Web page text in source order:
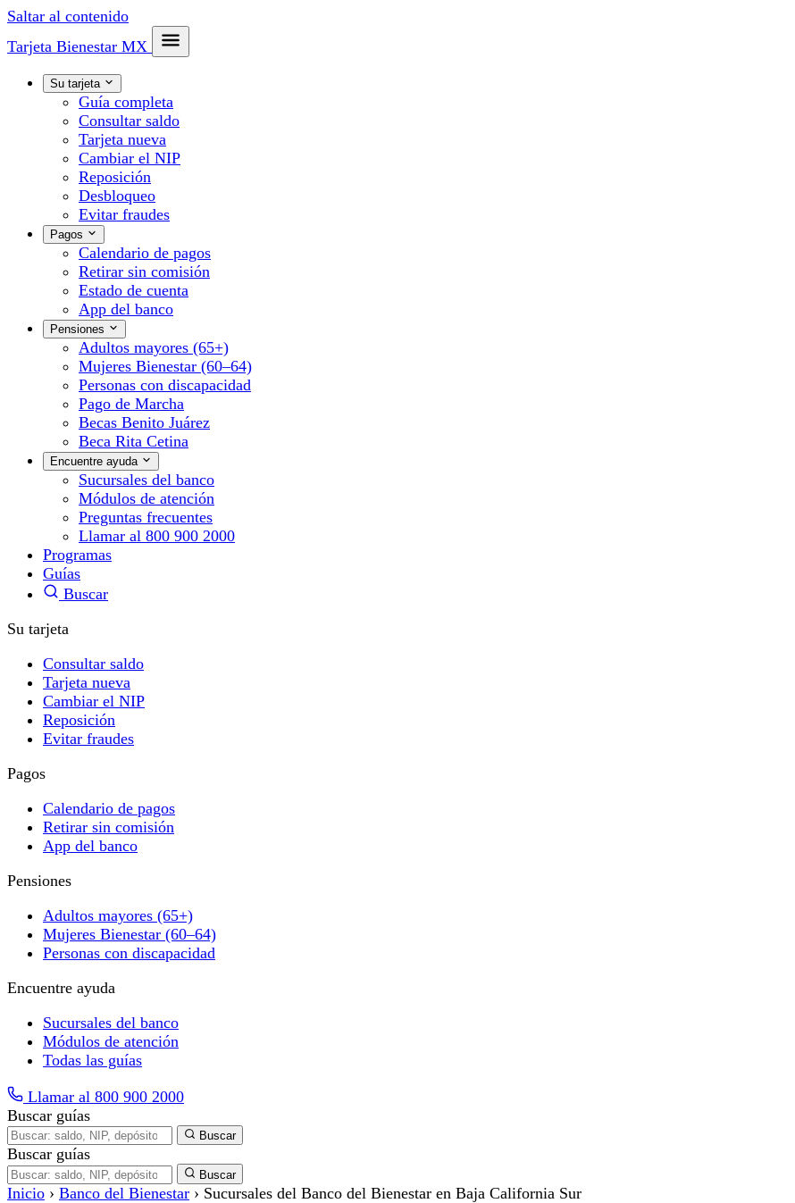
Saltar al contenido
Tarjeta Bienestar MX
Su tarjeta
Guía completa
Consultar saldo
Tarjeta nueva
Cambiar el NIP
Reposición
Desbloqueo
Evitar fraudes
Pagos
Calendario de pagos
Retirar sin comisión
Estado de cuenta
App del banco
Pensiones
Adultos mayores (65+)
Mujeres Bienestar (60–64)
Personas con discapacidad
Pago de Marcha
Becas Benito Juárez
Beca Rita Cetina
Encuentre ayuda
Sucursales del banco
Módulos de atención
Preguntas frecuentes
Llamar al 800 900 2000
Programas
Guías
Buscar
Su tarjeta
Consultar saldo
Tarjeta nueva
Cambiar el NIP
Reposición
Evitar fraudes
Pagos
Calendario de pagos
Retirar sin comisión
App del banco
Pensiones
Adultos mayores (65+)
Mujeres Bienestar (60–64)
Personas con discapacidad
Encuentre ayuda
Sucursales del banco
Módulos de atención
Todas las guías
Llamar al 800 900 2000
Buscar guías
Buscar
Buscar guías
Buscar
Inicio › Banco del Bienestar › Sucursales del Banco del Bienestar en Baja California Sur